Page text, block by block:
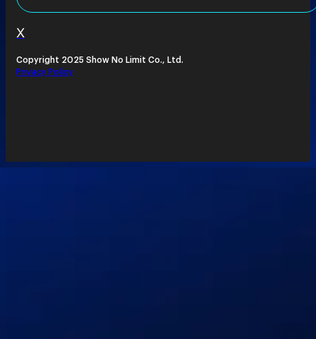
X
Copyright 2025 Show No Limit Co., Ltd.
Privacy Policy